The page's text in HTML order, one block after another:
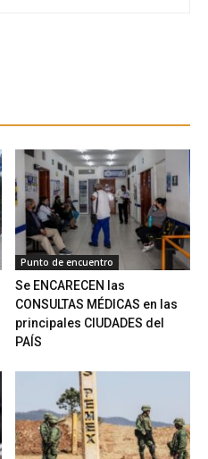
Punto de encuentro
Se ENCARECEN las
CONSULTAS MÉDICAS en las
principales CIUDADES del
PAÍS